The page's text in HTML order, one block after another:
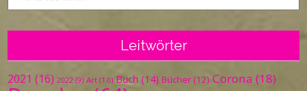
Leitwörter
2021 (16) 2022 (9) Art (10) Buch (14) Bücher (12) Corona (18)